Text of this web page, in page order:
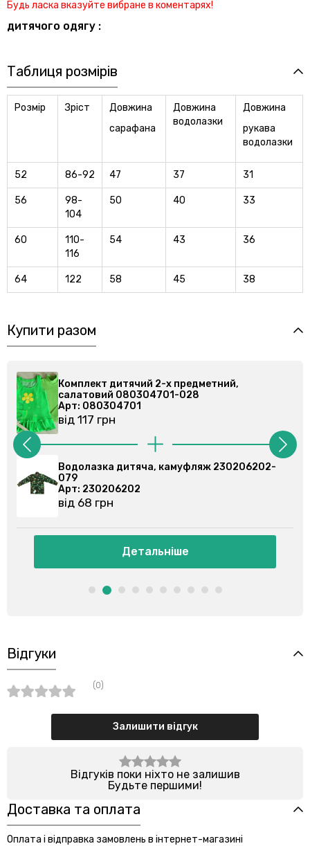
Будь ласка вказуйте вибране в коментарях!
дитячого одягу :
Таблиця розмірів
Розмір Зріст
Довжина
сарафана
Довжина
водолазки
Довжина
рукава
водолазки
52 86-92 47 37 31
56
98-
104
50 40 33
60
110-
116
54 43 36
64 122 58 45 38
Купити разом
Комплект дитячий 2-х предметний,
салатовий 080304701-028
Арт: 080304701
від 117 грн
Водолазка дитяча, камуфляж 230206202-
079
Арт: 230206202
від 68 грн
Детальніше
Відгуки
(0)
Залишити відгук
Відгуків поки ніхто не залишив
Будьте першими!
Доставка та оплата
Оплата і відправка замовлень в інтернет-магазині